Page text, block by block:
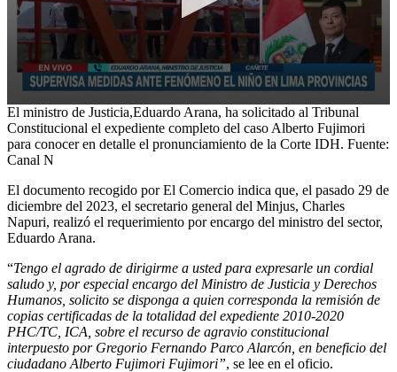
0
seconds
of
2
minutes,
second
El ministro de Justicia,Eduardo Arana, ha solicitado al Tribunal
Constitucional el expediente completo del caso Alberto Fujimori
para conocer en detalle el pronunciamiento de la Corte IDH. Fuente:
Canal N
El documento recogido por El Comercio indica que, el pasado 29 de
diciembre del 2023, el secretario general del Minjus, Charles
Napuri, realizó el requerimiento por encargo del ministro del sector,
Eduardo Arana.
“Tengo el agrado de dirigirme a usted para expresarle un cordial
saludo y, por especial encargo del Ministro de Justicia y Derechos
Humanos, solicito se disponga a quien corresponda la remisión de
copias certificadas de la totalidad del expediente 2010-2020
PHC/TC, ICA, sobre el recurso de agravio constitucional
interpuesto por Gregorio Fernando Parco Alarcón, en beneficio del
ciudadano Alberto Fujimori Fujimori”, se lee en el oficio.